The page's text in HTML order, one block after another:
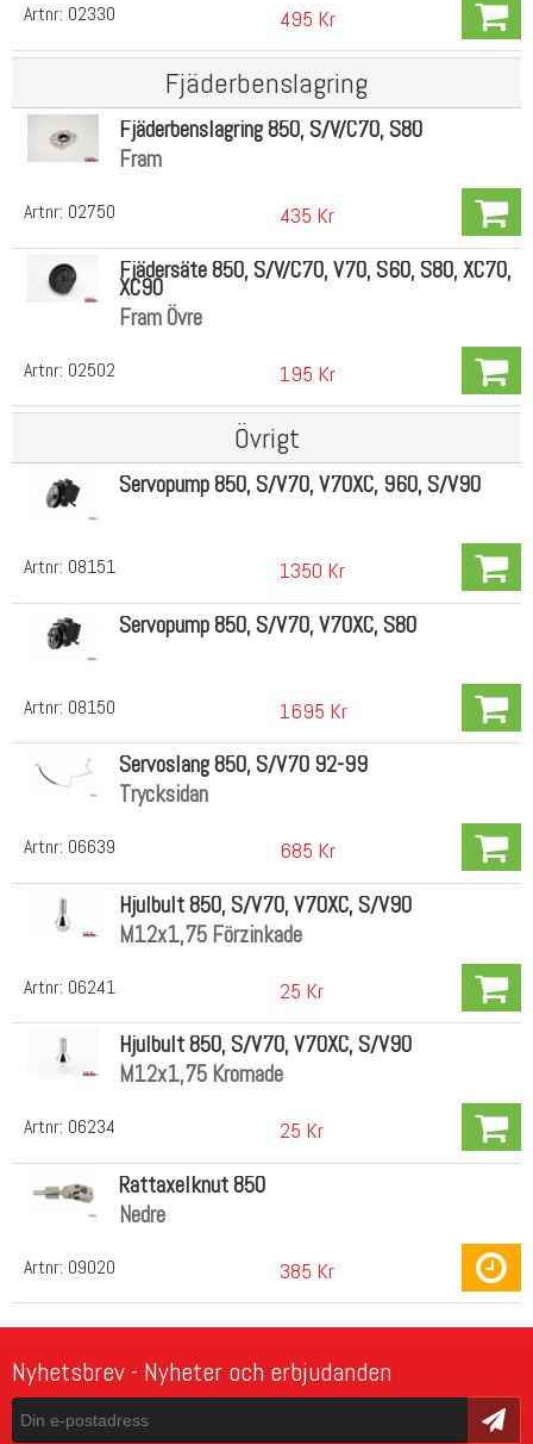
Artnr: 02330 495 Kr
Fjäderbenslagring
Artnr: 02750
Fjäderbenslagring 850, S/V/C70, S80
Fram
435 Kr
Artnr: 02502
Fjädersäte 850, S/V/C70, V70, S60, S80, XC70,
XC90
Fram Övre
195 Kr
Övrigt
Artnr: 08151
Servopump 850, S/V70, V70XC, 960, S/V90
1350 Kr
Artnr: 08150
Servopump 850, S/V70, V70XC, S80
1695 Kr
Artnr: 06639
Servoslang 850, S/V70 92-99
Trycksidan
685 Kr
Artnr: 06241
Hjulbult 850, S/V70, V70XC, S/V90
M12x1,75 Förzinkade
25 Kr
Artnr: 06234
Hjulbult 850, S/V70, V70XC, S/V90
M12x1,75 Kromade
25 Kr
Artnr: 09020
Rattaxelknut 850
Nedre
385 Kr
Nyhetsbrev - Nyheter och erbjudanden
Skicka